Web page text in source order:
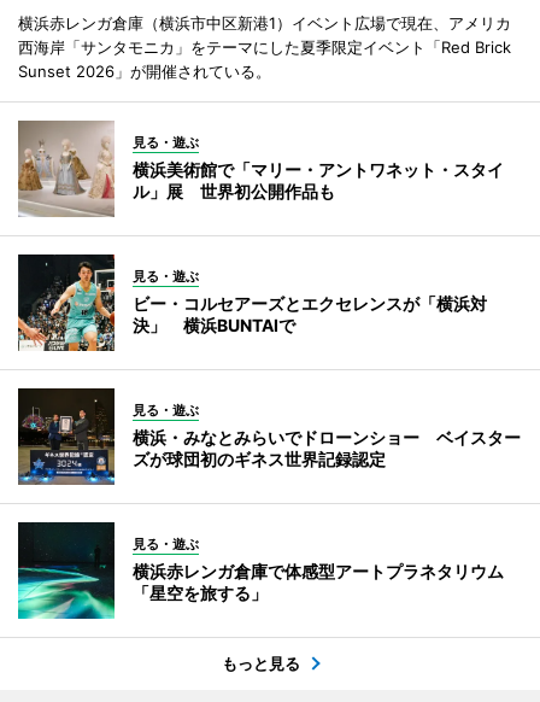
横浜赤レンガ倉庫（横浜市中区新港1）イベント広場で現在、アメリカ
西海岸「サンタモニカ」をテーマにした夏季限定イベント「Red Brick
Sunset 2026」が開催されている。
見る・遊ぶ
横浜美術館で「マリー・アントワネット・スタイ
ル」展 世界初公開作品も
見る・遊ぶ
ビー・コルセアーズとエクセレンスが「横浜対
決」 横浜BUNTAIで
見る・遊ぶ
横浜・みなとみらいでドローンショー ベイスター
ズが球団初のギネス世界記録認定
見る・遊ぶ
横浜赤レンガ倉庫で体感型アートプラネタリウム
「星空を旅する」
もっと見る